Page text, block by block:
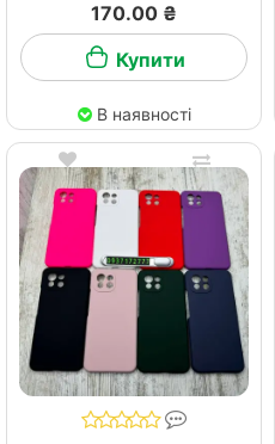
170.00 ₴
Купити
В наявності